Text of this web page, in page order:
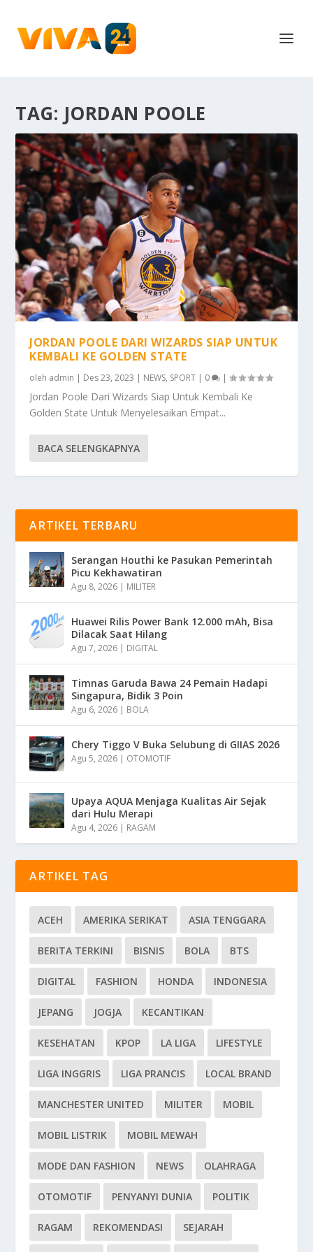
TAG: JORDAN POOLE
JORDAN POOLE DARI WIZARDS SIAP UNTUK
KEMBALI KE GOLDEN STATE
oleh admin | Des 23, 2023 | NEWS, SPORT | 0 |
Jordan Poole Dari Wizards Siap Untuk Kembali Ke
Golden State Untuk Menyelesaikan Empat...
BACA SELENGKAPNYA
ARTIKEL TERBARU
Serangan Houthi ke Pasukan Pemerintah
Picu Kekhawatiran
Agu 8, 2026 | MILITER
Huawei Rilis Power Bank 12.000 mAh, Bisa
Dilacak Saat Hilang
Agu 7, 2026 | DIGITAL
Timnas Garuda Bawa 24 Pemain Hadapi
Singapura, Bidik 3 Poin
Agu 6, 2026 | BOLA
Chery Tiggo V Buka Selubung di GIIAS 2026
Agu 5, 2026 | OTOMOTIF
Upaya AQUA Menjaga Kualitas Air Sejak
dari Hulu Merapi
Agu 4, 2026 | RAGAM
ARTIKEL TAG
ACEH AMERIKA SERIKAT ASIA TENGGARA
BERITA TERKINI BISNIS BOLA BTS
DIGITAL FASHION HONDA INDONESIA
JEPANG JOGJA KECANTIKAN
KESEHATAN KPOP LA LIGA LIFESTYLE
LIGA INGGRIS LIGA PRANCIS LOCAL BRAND
MANCHESTER UNITED MILITER MOBIL
MOBIL LISTRIK MOBIL MEWAH
MODE DAN FASHION NEWS OLAHRAGA
OTOMOTIF PENYANYI DUNIA POLITIK
RAGAM REKOMENDASI SEJARAH